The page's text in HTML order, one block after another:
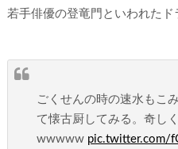
若手俳優の登竜門といわれたド
ごくせんの時の速水もこ
て懐古厨してみる。奇し
wwwww pic.twitter.com/